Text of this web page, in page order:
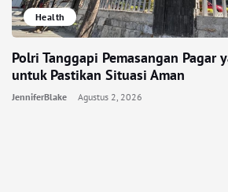
Health
Polri Tanggapi Pemasangan Pagar
untuk Pastikan Situasi Aman
JenniferBlake Agustus 2, 2026